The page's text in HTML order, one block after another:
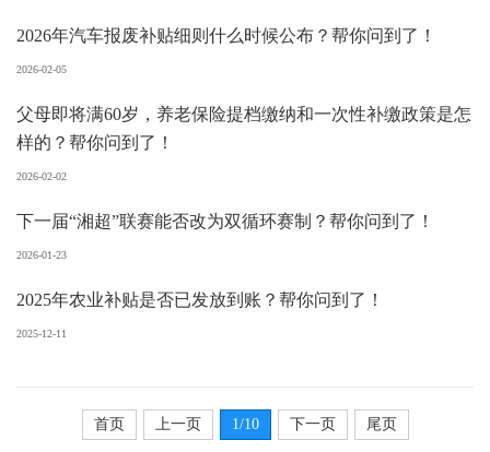
2026年汽车报废补贴细则什么时候公布？帮你问到了！
2026-02-05
父母即将满60岁，养老保险提档缴纳和一次性补缴政策是怎
样的？帮你问到了！
2026-02-02
下一届“湘超”联赛能否改为双循环赛制？帮你问到了！
2026-01-23
2025年农业补贴是否已发放到账？帮你问到了！
2025-12-11
首页 上一页 1/10 下一页 尾页